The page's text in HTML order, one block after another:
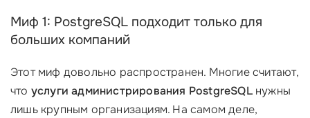
Миф 1: PostgreSQL подходит только для
больших компаний
Этот миф довольно распространен. Многие считают,
что услуги администрирования PostgreSQLнужны
лишь крупным организациям. На самом деле,